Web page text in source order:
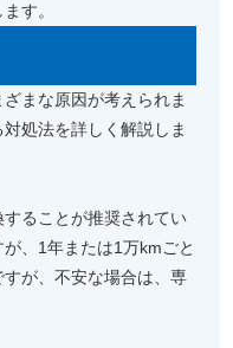
す。
まな原因が考えられま
処法を詳しく解説しま
ることが推奨されてい
、1年または1万kmごと
が、不安な場合は、専